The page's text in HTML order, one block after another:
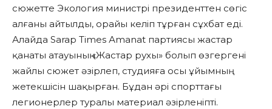
сюжетте Экология министрі президенттен сөгіс
алғаны айтылды, орайы келіп тұрған сұхбат еді.
Алайда Sarap Times Аmanat партиясы жастар
қанаты атауының «Жастар рухы» болып өзгергені
жайлы сюжет әзірлеп, студияға осы ұйымның
жетекшісін шақырған. Бұдан әрі спорттағы
легионерлер туралы материал әзірленіпті.